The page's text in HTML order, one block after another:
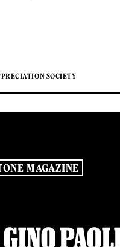
SOCIETY
MAGAZINE